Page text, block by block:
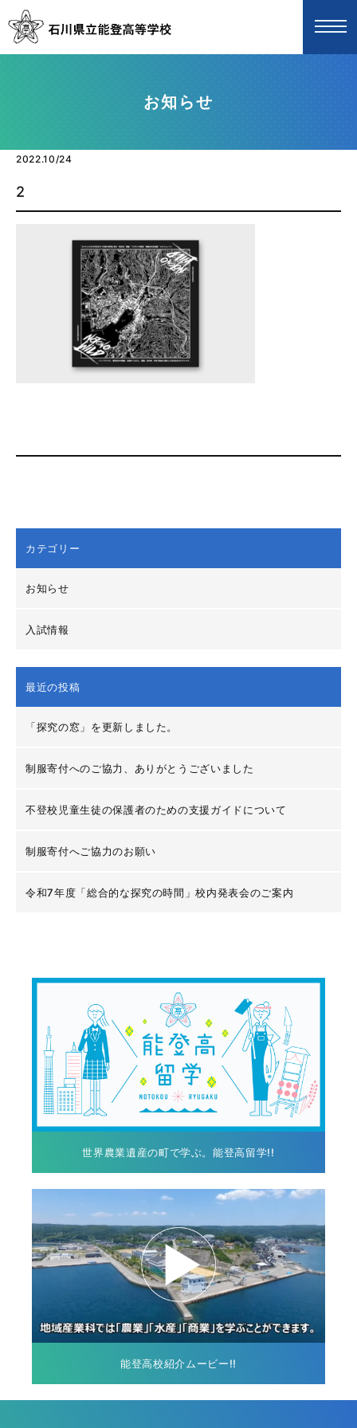
お知らせ
2022.10/24
2
カテゴリー
お知らせ
入試情報
最近の投稿
「探究の窓」を更新しました。
制服寄付へのご協力、ありがとうございました
不登校児童生徒の保護者のための支援ガイドについて
制服寄付へご協力のお願い
令和7年度「総合的な探究の時間」校内発表会のご案内
世界農業遺産の町で学ぶ。能登高留学!!
能登高校紹介ムービー!!